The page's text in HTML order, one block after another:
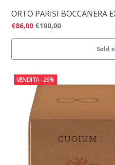
ORTO PARISI BOCCANERA
€86,00 €100,00
Sold
VENDITA -26%